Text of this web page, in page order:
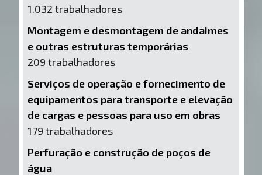
1.032 trabalhadores
Montagem e desmontagem de andaimes
e outras estruturas temporárias
209 trabalhadores
Serviços de operação e fornecimento de
equipamentos para transporte e elevação
de cargas e pessoas para uso em obras
179 trabalhadores
Perfuração e construção de poços de
água